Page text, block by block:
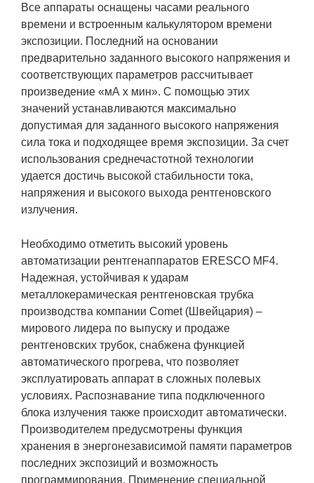
Все аппараты оснащены часами реального
времени и встроенным калькулятором времени
экспозиции. Последний на основании
предварительно заданного высокого напряжения и
соответствующих параметров рассчитывает
произведение «мА х мин». С помощью этих
значений устанавливаются максимально
допустимая для заданного высокого напряжения
сила тока и подходящее время экспозиции. За счет
использования среднечастотной технологии
удается достичь высокой стабильности тока,
напряжения и высокого выхода рентгеновского
излучения.
Необходимо отметить высокий уровень
автоматизации рентгенаппаратов ERESCO MF4.
Надежная, устойчивая к ударам
металлокерамическая рентгеновская трубка
производства компании Comet (Швейцария) –
мирового лидера по выпуску и продаже
рентгеновских трубок, снабжена функцией
автоматического прогрева, что позволяет
эксплуатировать аппарат в сложных полевых
условиях. Распознавание типа подключенного
блока излучения также происходит автоматически.
Производителем предусмотрены функция
хранения в энергонезависимой памяти параметров
последних экспозиций и возможность
программирования. Применение специальной